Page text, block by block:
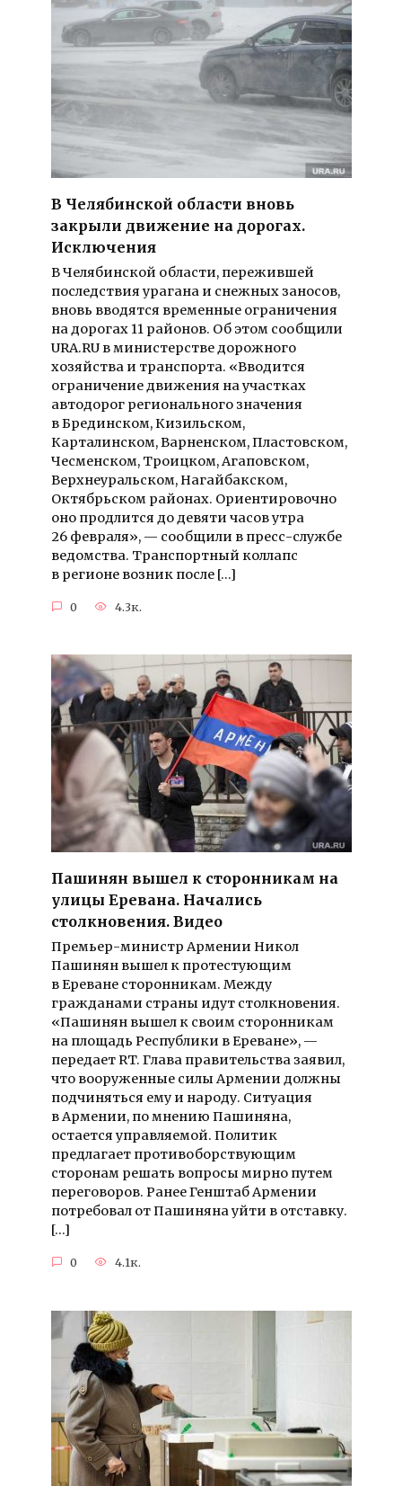
В Челябинской области вновь
закрыли движение на дорогах.
Исключения
В Челябинской области, пережившей
последствия урагана и снежных заносов,
вновь вводятся временные ограничения
на дорогах 11 районов. Об этом сообщили
URA.RU в министерстве дорожного
хозяйства и транспорта. «Вводится
ограничение движения на участках
автодорог регионального значения
в Брединском, Кизильском,
Карталинском, Варненском, Пластовском,
Чесменском, Троицком, Агаповском,
Верхнеуральском, Нагайбакском,
Октябрьском районах. Ориентировочно
оно продлится до девяти часов утра
26 февраля», — сообщили в пресс-службе
ведомства. Транспортный коллапс
в регионе возник после […]
0 4.3к.
Пашинян вышел к сторонникам на
улицы Еревана. Начались
столкновения. Видео
Премьер-министр Армении Никол
Пашинян вышел к протестующим
в Ереване сторонникам. Между
гражданами страны идут столкновения.
«Пашинян вышел к своим сторонникам
на площадь Республики в Ереване», —
передает RT. Глава правительства заявил,
что вооруженные силы Армении должны
подчиняться ему и народу. Ситуация
в Армении, по мнению Пашиняна,
остается управляемой. Политик
предлагает противоборствующим
сторонам решать вопросы мирно путем
переговоров. Ранее Генштаб Армении
потребовал от Пашиняна уйти в отставку.
[…]
0 4.1к.